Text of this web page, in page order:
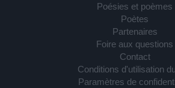
Poésies et poèmes
Poètes
Partenaires
Foire aux questions
Contact
Conditions d'utilisation
Paramètres de